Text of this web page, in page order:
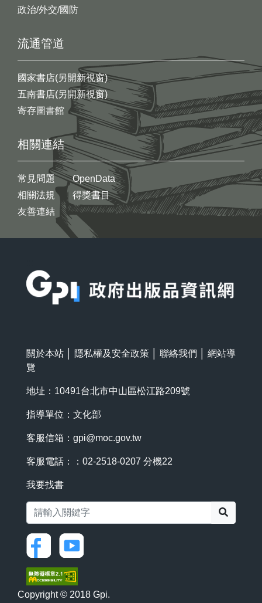
政治/外交/國防
流通管道
國家書店(另開新視窗)
五南書店(另開新視窗)
寄存圖書館
相關連結
常見問題
相關法規
友善連結
OpenData
得獎書目
關於本站 隱私權及安全政策 聯絡我們
網站導
覽
地址：10491台北市中山區松江路209號
指導單位：文化部
客服信箱： gpi@moc.gov.tw
客服電話：：02-2518-0207 分機22
我要找書
Copyright © 2018 Gpi.